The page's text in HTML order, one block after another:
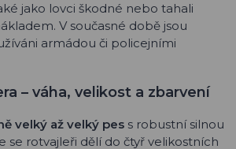
jako lovci škodné nebo tahali
V současné době jsou
armádou či policejními
– váha, velikost a zbarvení
velký až velký pes s robustní silnou
se rotvajleři dělí do čtyř velikostních